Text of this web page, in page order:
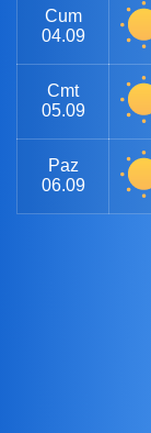
Cum
04.09
Cmt
05.09
Paz
06.09